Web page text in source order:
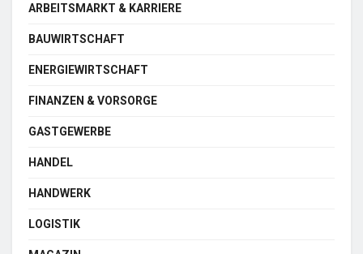
ARBEITSMARKT & KARRIERE
BAUWIRTSCHAFT
ENERGIEWIRTSCHAFT
FINANZEN & VORSORGE
GASTGEWERBE
HANDEL
HANDWERK
LOGISTIK